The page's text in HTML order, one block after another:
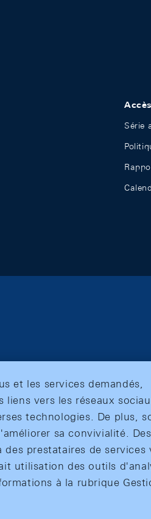
Série
et les services demandés,
liens vers les réseaux
technologies. De plus,
sa convivialité. Des
prestataires de services
utilisation des outils
à la rubrique